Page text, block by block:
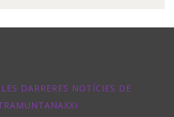
DARRERES NOTÍCIES DE